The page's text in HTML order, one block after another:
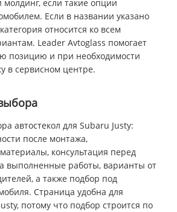
молдинг, если такие опции
Если в названии указано
относится ко всем
Leader Avtoglass помогает
позицию и при необходимости
в сервисном центре.
автостекол для Subaru Justy:
после монтажа,
консультация перед
выполненные работы, варианты от
а также подбор под
Страница удобна для
потому что подбор строится по